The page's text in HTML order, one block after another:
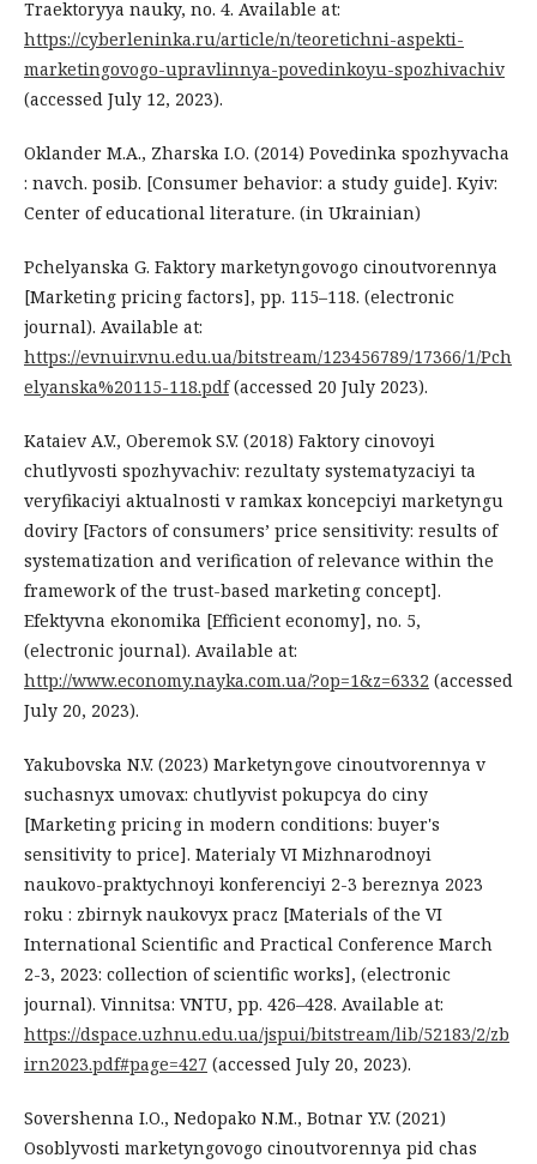
Traektoryya nauky, no. 4. Available at:
https://cyberleninka.ru/article/n/teoretichni-aspekti-
marketingovogo-upravlinnya-povedinkoyu-spozhivachiv
(accessed July 12, 2023).
Oklander M.A., Zharska I.O. (2014) Povedinka spozhyvacha
: navch. posib. [Consumer behavior: a study guide]. Kyiv:
Center of educational literature. (in Ukrainian)
Pchelyanska G. Faktory marketyngovogo cinoutvorennya
[Marketing pricing factors], pp. 115–118. (electronic
journal). Available at:
https://evnuir.vnu.edu.ua/bitstream/123456789/17366/1/Pch
elyanska%20115-118.pdf(accessed 20 July 2023).
Kataiev A.V., Oberemok S.V. (2018) Faktory cinovoyi
chutlyvosti spozhyvachiv: rezultaty systematyzaciyi ta
veryfikaciyi aktualnosti v ramkax koncepciyi marketyngu
doviry [Factors of consumers’ price sensitivity: results of
systematization and verification of relevance within the
framework of the trust-based marketing concept].
Efektyvna ekonomika [Efficient economy], no. 5,
(electronic journal). Available at:
http://www.economy.nayka.com.ua/?op=1&z=6332 (accessed
July 20, 2023).
Yakubovska N.V. (2023) Marketyngove cinoutvorennya v
suchasnyx umovax: chutlyvist pokupcya do ciny
[Marketing pricing in modern conditions: buyer's
sensitivity to price]. Materialy VI Mizhnarodnoyi
naukovo-praktychnoyi konferenciyi 2-3 bereznya 2023
roku : zbirnyk naukovyx pracz [Materials of the VI
International Scientific and Practical Conference March
2-3, 2023: collection of scientific works], (electronic
journal). Vinnitsa: VNTU, pp. 426–428. Available at:
https://dspace.uzhnu.edu.ua/jspui/bitstream/lib/52183/2/zb
irn2023.pdf#page=427 (accessed July 20, 2023).
Sovershenna I.O., Nedopako N.M., Botnar Y.V. (2021)
Osoblyvosti marketyngovogo cinoutvorennya pid chas